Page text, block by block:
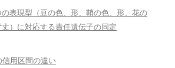
表現型（豆の色、形、鞘の色、形、花の
）に対応する責任遺伝子の同定
用区間の違い